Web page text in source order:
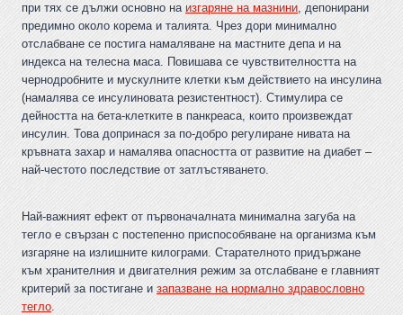
при тях се дължи основно на изгаряне на мазнини, депонирани
предимно около корема и талията. Чрез дори минимално
отслабване се постига намаляване на мастните депа и на
индекса на телесна маса. Повишава се чувствителността на
чернодробните и мускулните клетки към действието на инсулина
(намалява се инсулиновата резистентност). Стимулира се
дейността на бета-клетките в панкреаса, които произвеждат
инсулин. Това допринася за по-добро регулиране нивата на
кръвната захар и намалява опасността от развитие на диабет –
най-честото последствие от затлъстяването.
Най-важният ефект от първоначалната минимална загуба на
тегло е свързан с постепенно приспособяване на организма към
изгаряне на излишните килограми. Старателното придържане
към хранителния и двигателния режим за отслабване е главният
критерий за постигане и запазване на нормално здравословно
тегло.